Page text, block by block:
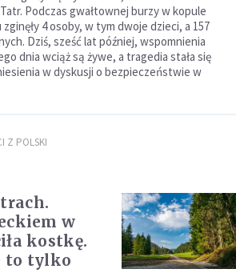
Podczas gwałtownej burzy w kopule
4 osoby, w tym dwoje dzieci, a 157
Dziś, sześć lat później, wspomnienia
dnia wciąż są żywe, a tragedia stała się
w dyskusji o bezpieczeństwie w
Z POLSKI
w
kostkę.
to tylko